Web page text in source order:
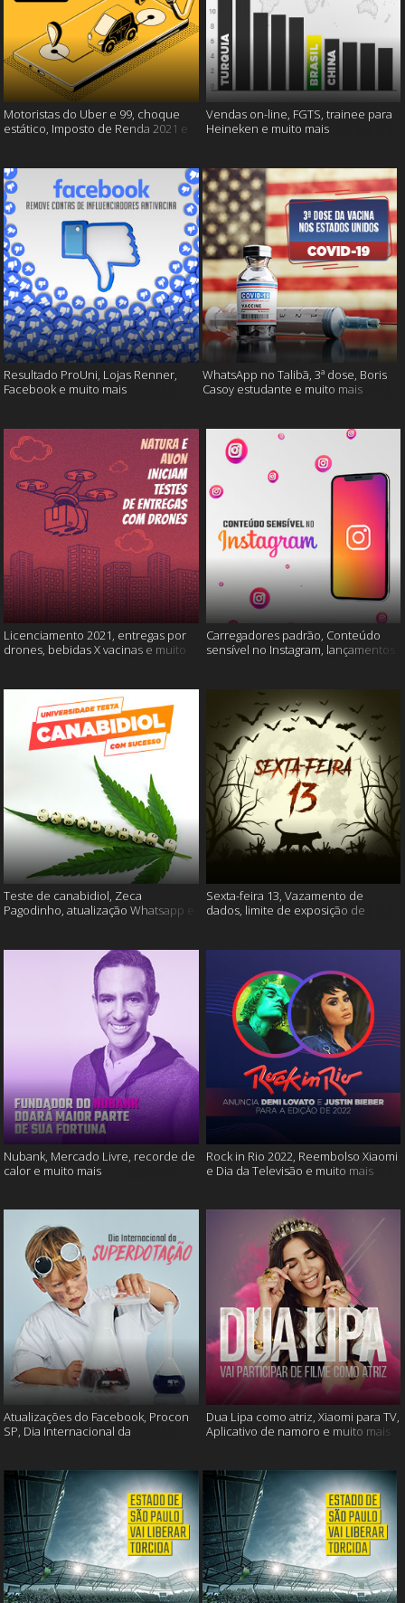
Motoristas do Uber e 99, choque
estático, Imposto de Renda 2021 e
Vendas on-line, FGTS, trainee para
Heineken e muito mais
Resultado ProUni, Lojas Renner,
Facebook e muito mais
WhatsApp no Talibã, 3ª dose, Boris
Casoy estudante e muito mais
Licenciamento 2021, entregas por
drones, bebidas X vacinas e muito
Carregadores padrão, Conteúdo
sensível no Instagram, lançamentos
Teste de canabidiol, Zeca
Pagodinho, atualização Whatsapp e
Sexta-feira 13, Vazamento de
dados, limite de exposição de
Nubank, Mercado Livre, recorde de
calor e muito mais
Rock in Rio 2022, Reembolso Xiaomi
e Dia da Televisão e muito mais
Atualizações do Facebook, Procon
SP, Dia Internacional da
Dua Lipa como atriz, Xiaomi para TV,
Aplicativo de namoro e muito mais